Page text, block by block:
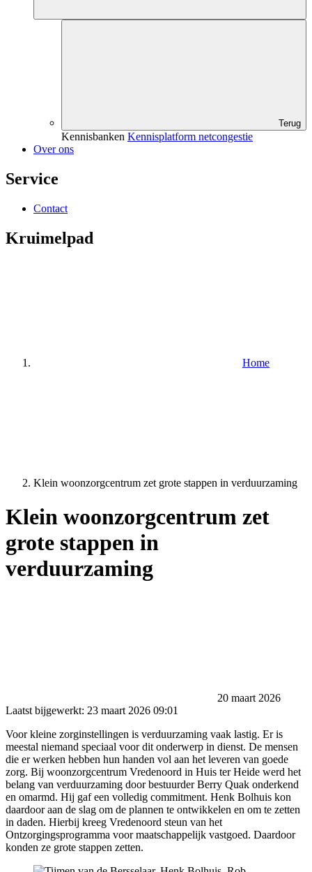
Terug
Kennisbanken Kennisplatform netcongestie
Over ons
Service
Contact
Kruimelpad
Home
Klein woonzorgcentrum zet grote stappen in verduurzaming
Klein woonzorgcentrum zet
grote stappen in
verduurzaming
20 maart 2026
Laatst bijgewerkt: 23 maart 2026 09:01
Voor kleine zorginstellingen is verduurzaming vaak lastig. Er is
meestal niemand speciaal voor dit onderwerp in dienst. De mensen
die er werken hebben hun handen vol aan het leveren van goede
zorg. Bij woonzorgcentrum Vredenoord in Huis ter Heide werd het
belang van verduurzaming door bestuurder Berry Quak onderkend
en omarmd. Hij gaf een volledig commitment. Henk Bolhuis kon
daardoor aan de slag om de plannen te ontwikkelen en om te zetten
in daden. Hierbij kreeg Vredenoord steun van het
Ontzorgingsprogramma voor maatschappelijk vastgoed. Daardoor
konden ze grote stappen zetten.